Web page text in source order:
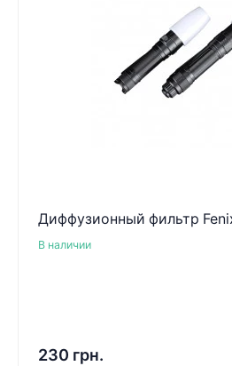
Диффузионный фильтр
В наличии
230 грн.